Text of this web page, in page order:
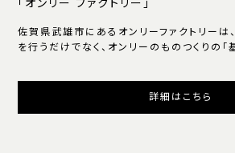
「オンリー ファクトリー」
佐賀県武雄市にあるオンリーファクトリーは
を行うだけでなく、オンリーのものつくりの「
詳細はこちら